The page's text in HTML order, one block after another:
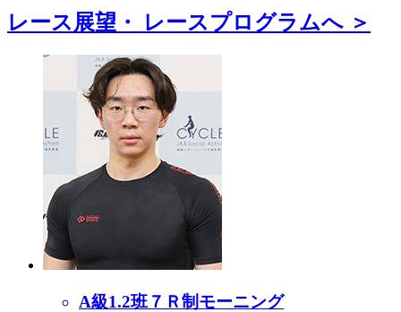
レース展望・ レースプログラムへ ＞
A級1.2班７Ｒ制モーニング